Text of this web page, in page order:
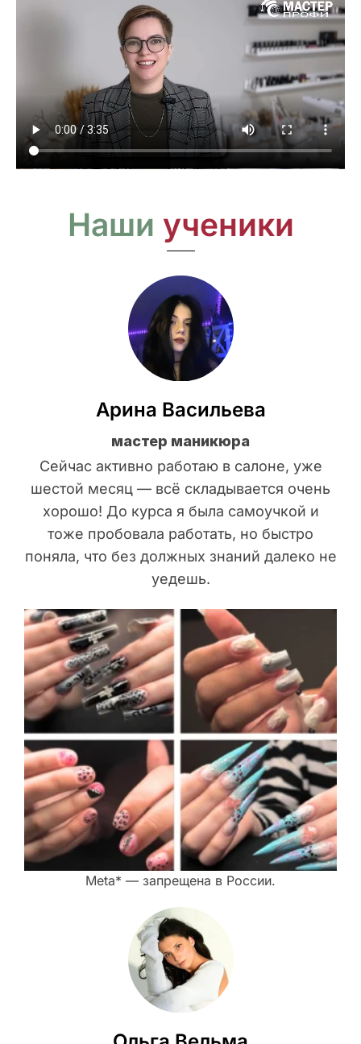
Наши ученики
Арина Васильева
мастер маникюра
Сейчас активно работаю в салоне, уже
шестой месяц — всё складывается очень
хорошо! До курса я была самоучкой и
тоже пробовала работать, но быстро
поняла, что без должных знаний далеко не
уедешь.
Meta* — запрещена в России.